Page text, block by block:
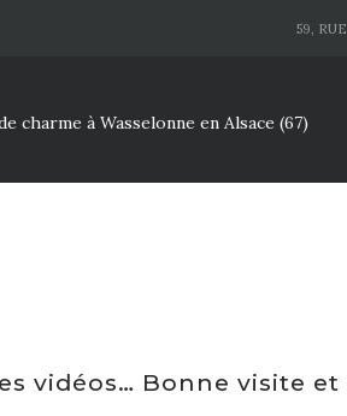
59,
vidéos… Bonne visite